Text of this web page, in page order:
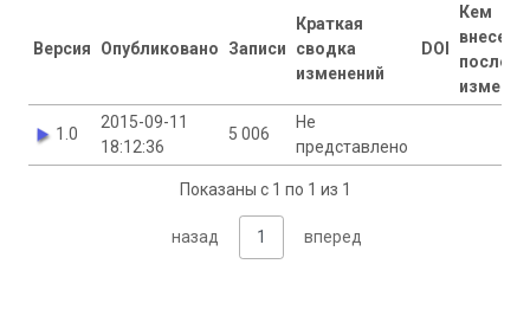
Версия Опубликовано Записи
Краткая
сводка
изменений
DOI
Кем
внесены
1.0
2015-09-11
18:12:36
5 006
Не
представлено
Показаны с 1 по 1 из 1
назад 1 вперед